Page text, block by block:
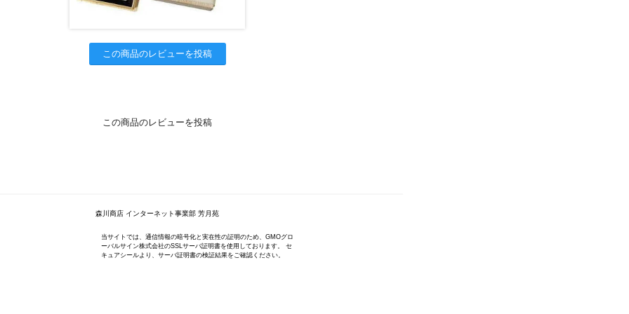
この商品のレビューを投稿
この商品のレビューを投稿
森川商店 インターネット事業部 芳月苑
当サイトでは、通信情報の暗号化と実在性の証明のため、GMOグロ
ーバルサイン株式会社のSSLサーバ証明書を使用しております。 セ
キュアシールより、サーバ証明書の検証結果をご確認ください。